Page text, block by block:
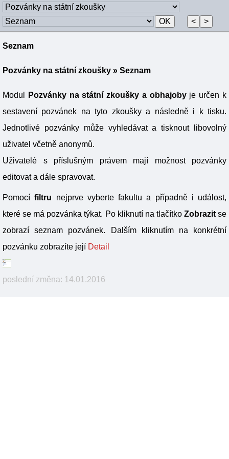
Seznam
Pozvánky na státní zkoušky » Seznam
Modul Pozvánky na státní zkoušky a obhajobyje určen k
sestavení pozvánek na tyto zkoušky a následně i k tisku.
Jednotlivé pozvánky může vyhledávat a tisknout libovolný
uživatel včetně anonymů.
Uživatelé s příslušným právem mají možnost pozvánky
editovat a dále spravovat.
Pomocífiltru nejprve vyberte fakultu a případně i událost,
které se má pozvánka týkat. Po kliknutí na tlačítko Zobrazitse
zobrazí seznam pozvánek. Dalším kliknutím na konkrétní
pozvánku zobrazíte její Detail
poslední změna: 14.01.2016